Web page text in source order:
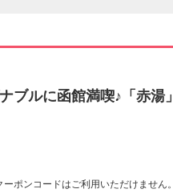
ブルに函館満喫♪「赤湯
ポンコードはご利用いただけません